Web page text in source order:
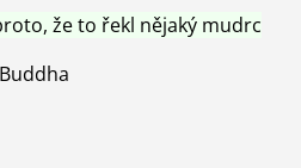
že to řekl nějaký mudrc
Buddha